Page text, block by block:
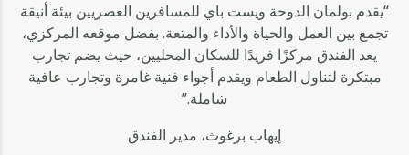
“يقدم بولمان الدوحة ويست باي للمسافرين العصريين بيئة أنيقة
تجمع بين العمل والحياة والأداء والمتعة. بفضل موقعه المركزي،
يعد الفندق مركزًا فريدًا للسكان المحليين، حيث يضم تجارب
مبتكرة لتناول الطعام ويقدم أجواء فنية غامرة وتجارب عافية
شاملة.”
إيهاب برغوث، مدير الفندق